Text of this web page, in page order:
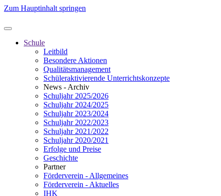
Zum Hauptinhalt springen
Schule
Leitbild
Besondere Aktionen
Qualitätsmanagement
Schüleraktivierende Unterrichtskonzepte
News - Archiv
Schuljahr 2025/2026
Schuljahr 2024/2025
Schuljahr 2023/2024
Schuljahr 2022/2023
Schuljahr 2021/2022
Schuljahr 2020/2021
Erfolge und Preise
Geschichte
Partner
Förderverein - Allgemeines
Förderverein - Aktuelles
IHK